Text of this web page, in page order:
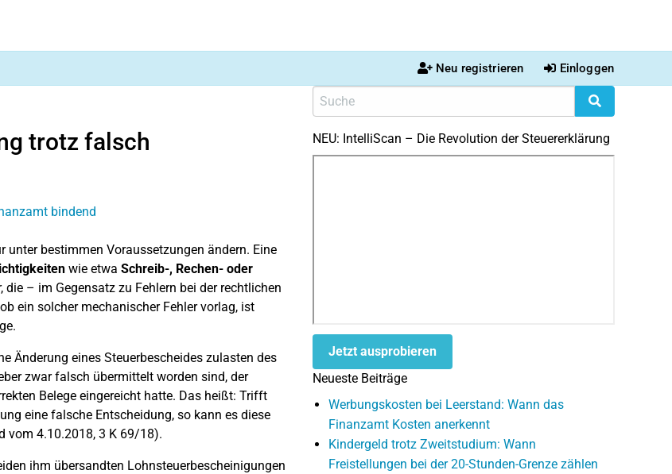
Neu registrieren Einloggen
trotz falsch
bestimmen Voraussetzungen ändern. Eine
wie etwa Schreib-, Rechen- oder
die – im Gegensatz zu Fehlern bei der rechtlichen
ein solcher mechanischer Fehler vorlag, ist
Änderung eines Steuerbescheides zulasten des
zwar falsch übermittelt worden sind, der
Belege eingereicht hatte. Das heißt: Trifft
eine falsche Entscheidung, so kann es diese
vom 4.10.2018, 3 K 69/18).
ihm übersandten Lohnsteuerbescheinigungen
NEU: IntelliScan – Die Revolution der Steuererklärung
Jetzt ausprobieren
Neueste Beiträge
Werbungskosten bei Leerstand: Wann das
Finanzamt Kosten anerkennt
Kindergeld trotz Zweitstudium: Wann
Freistellungen bei der 20-Stunden-Grenze zählen